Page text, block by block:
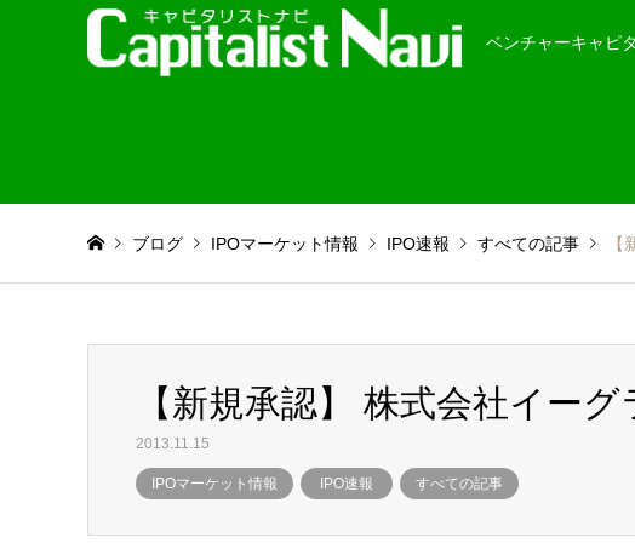
ベンチャーキャピ
ブログ IPOマーケット情報 IPO速報 すべての記事
【新規承認】 株式会社イーグ
2013.11.15
IPOマーケット情報 IPO速報 すべての記事